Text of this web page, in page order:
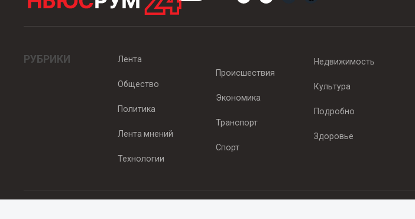
РУБРИКИ Лента
Общество
Политика
Лента мнений
Технологии
Происшествия
Экономика
Транспорт
Спорт
Недвижимость
Культура
Подробно
Здоровье